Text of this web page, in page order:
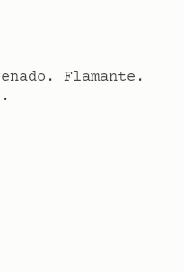
Flamante.